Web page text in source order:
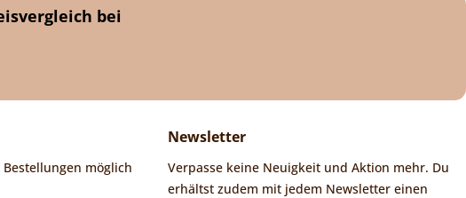
bei
möglich
Newsletter
Verpasse keine Neuigkeit und Aktion mehr. Du
erhältst zudem mit jedem Newsletter einen